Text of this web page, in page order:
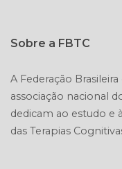
Sobre a FBTC
A Federação
associação nacional
dedicam ao estudo e